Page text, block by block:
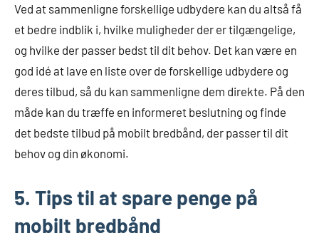
Ved at sammenligne forskellige udbydere kan du altså få
et bedre indblik i, hvilke muligheder der er tilgængelige,
og hvilke der passer bedst til dit behov. Det kan være en
god idé at lave en liste over de forskellige udbydere og
deres tilbud, så du kan sammenligne dem direkte. På den
måde kan du træffe en informeret beslutning og finde
det bedste tilbud på mobilt bredbånd, der passer til dit
behov og din økonomi.
5. Tips til at spare penge på
mobilt bredbånd